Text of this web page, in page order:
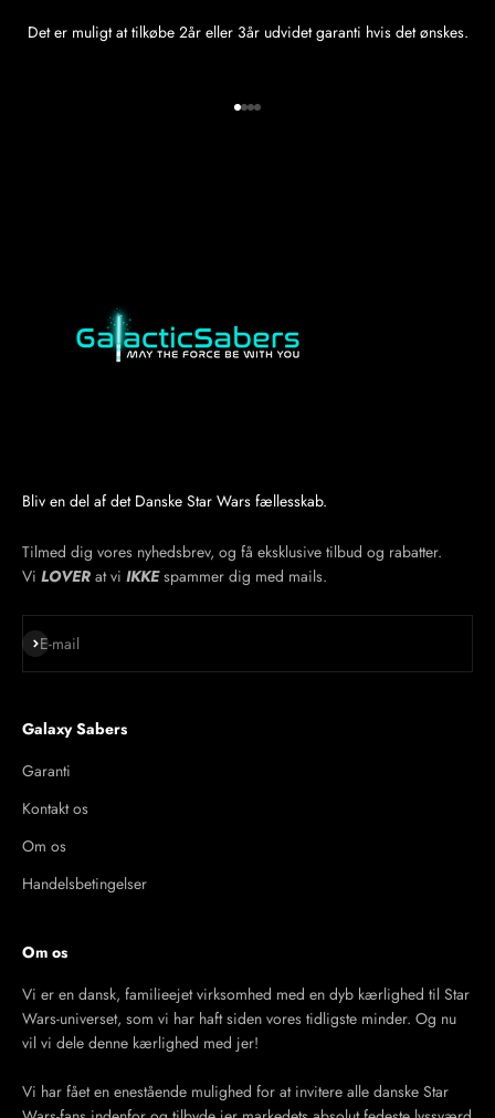
Det er muligt at tilkøbe 2år eller 3år udvidet garanti hvis det ønskes.
Bliv en del af det Danske Star Wars fællesskab.
Tilmed dig vores nyhedsbrev, og få eksklusive tilbud og rabatter.
Vi LOVER at vi IKKEspammer dig med mails.
E-mail
Abonnér
Galaxy Sabers
Garanti
Kontakt os
Om os
Handelsbetingelser
Om os
Vi er en dansk, familieejet virksomhed med en dyb kærlighed til Star
Wars-universet, som vi har haft siden vores tidligste minder. Og nu
vil vi dele denne kærlighed med jer!
Vi har fået en enestående mulighed for at invitere alle danske Star